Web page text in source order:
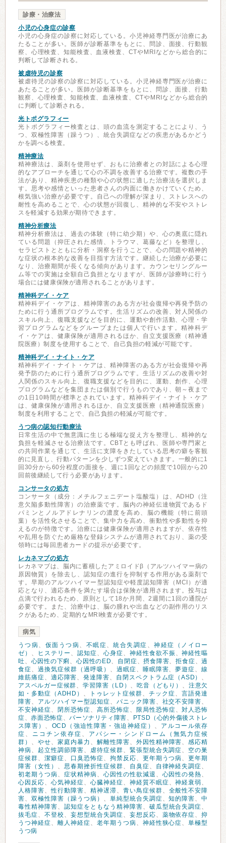
診療・治療法
小児の心身症の診察
小児の心身症の診察に対応している。小児神経専門医が治療にあ
たることが多い。医師が診断基準をもとに、問診、面接、行動観
察、心理検査、知能検査、血液検査、CTやMRIなどから総合的に
判断して診断される。
被虐待児の診察
被虐待児の診察の診察に対応している。小児神経専門医が治療に
あたることが多い。医師が診断基準をもとに、問診、面接、行動
観察、心理検査、知能検査、血液検査、CTやMRIなどから総合的
に判断して診断される。
光トポグラフィー
光トポグラフィー検査とは、頭の血流を測定することにより、う
つ、双極性障害（躁うつ）、統合失調症などの疾患があるかどう
かを調べる検査。
精神療法
精神療法は、薬剤を使用せず、おもに治療者との対話による心理
的なアプローチを通じて心の不調を改善する治療です。複数の手
法があり、精神疾患の種類や心の状態に適した治療法を選択しま
す。思考や感情といった患者さんの内面に働きかけていくため、
根気強い治療が必要です。自己への理解が深まり、ストレスへの
耐性を高めることで、心の状態が回復し、精神的な不安やストレ
スを軽減する効果が期待できます。
精神分析療法
精神分析療法は、過去の体験（特に幼少期）や、心の奥底に隠れ
ている問題（抑圧された感情、トラウマ、葛藤など）を整理し、
セラピストとともに分析・洞察を行うことで、心の問題や精神的
な症状の根本的な改善を目指す方法です。継続した治療が必要に
なり、治療期間が長くなる傾向があります。カウンセリングルー
ム等での実施は全額自己負担となりますが、医師が診療時に行う
場合には健康保険が適用されることがあります。
精神科デイ・ケア
精神科デイ・ケアは、精神障害のある方が社会復帰や再発予防の
ために行う通所プログラムです。生活リズムの改善、対人関係の
スキル向上、復職支援などを目的に、運動や創作活動、心理・学
習プログラムなどをグループまたは個人で行います。精神科デ
イ・ケアは、健康保険が適用されるほか、自立支援医療（精神通
院医療）制度を使用することで、自己負担の軽減が可能です。
精神科デイ・ナイト・ケア
精神科デイ・ナイト・ケアは、精神障害のある方が社会復帰や再
発予防のために行う通所プログラムです。生活リズムの改善や対
人関係のスキル向上、復職支援などを目的に、運動、創作、心理
プログラムなどを集団または個別で行うものであり、朝～夜まで
の1日10時間が標準とされています。精神科デイ・ナイト・ケア
は、健康保険が適用されるほか、自立支援医療（精神通院医療）
制度を利用することで、自己負担の軽減が可能です。
うつ病の認知行動療法
日常生活の中で無意識に生じる極端な捉え方を整理し、精神的な
負担を軽減させる治療法です。CBTとも呼ばれ、医師や専門家と
の共同作業を通じて、生活に支障をきたしている思考の癖を客観
的に見直し、行動パターンを少しずつ変えていきます。一般的に1
回30分から60分程度の面接を、週に1回などの頻度で10回から20
回前後継続して行う必要があります。
コンサータの処方
コンサータ（成分：メチルフェニデート塩酸塩）は、ADHD（注
意欠陥多動性障害）の治療薬です。脳内の神経伝達物質であるド
パミンとノルアドレナリンの濃度を高め、脳の機能（特に前頭
葉）を活性化させることで、集中力を高め、衝動性や多動性を抑
えるのが特徴です。治療には健康保険が適用されますが、依存性
や乱用を防ぐため厳格な登録システムが適用されており、薬の受
領時には毎回患者カードの提示が必要です。
レカネマブの処方
レカネマブは、脳内に蓄積したアミロイドβ（アルツハイマー病の
原因物質）を除去し、認知症の進行を抑制する作用がある薬剤で
す。早期のアルツハイマー型認知症や軽度認知障害（MCI）が適
応となり、適応条件を満たす場合は保険が適用されます。投与は
点滴で行われるため、原則として18か月間、2週間に1回の通院が
必要です。また、治療中は、脳の腫れや出血などの副作用のリス
クがあるため、定期的なMRI検査が必要です。
病気
うつ病、 仮面うつ病、 不眠症、統合失調症 、神経症（ノイロー
ゼ） 、 ヒステリー 、 認知症、 心身症、 神経性食欲不振 、神経性嘔
吐、 心因性の下痢 、 心因性のED、 自閉症、摂食障害、拒食症、過
食症、 過換気症候群（過呼吸） 、 過眠症、 睡眠障害、夢遊症、線
維筋痛症、 適応障害、発達障害、 自閉スペクトラム症（ASD） 、
アスペルガー症候群、学習障害（LD） 、吃音（どもり） 、 注意欠
如・多動症（ADHD） 、 トゥレット症候群、チック症、言語発達
障害、 アルツハイマー型認知症、 パニック障害、 社交不安障害、
不安神経症、 閉所恐怖症、 高所恐怖症、 限局性恐怖症、対人恐怖
症、赤面恐怖症、パーソナリティ障害、
PTSD（心的外傷後ストレ
ス障害） 、 OCD（強迫性障害・強迫神経症） 、 アルコール依存
症 、 ニコチン依存症 、 アパシー・シンドローム（無気力症候
群） 、 やせ、 家庭内暴力 、 解離性障害、 外因性精神障害、感応精
神病、 起立性調節障害、 虐待症候群、 緊張型統合失調症、 空の巣
症候群、 潔癖症、 口臭恐怖症、 拘禁反応、 更年期うつ病、更年期
障害（女性） 、 思春期挫折性症候群、 自臭症、 自律神経失調症、
初老期うつ病、 症状精神病、 心因性の性欲減退 、 心因性の発熱、
心因反応、 心気神経症、 心臓神経症、 神経質不眠症、神経衰弱、
人格障害、性行動障害、 精神遅滞、 青い鳥症候群、 全般性不安障
害、 双極性障害（躁うつ病） 、 単純型統合失調症、知的障害、中
毒性精神障害、 認知症をともなう精神障害、 破瓜型統合失調症、
抜毛症、 不登校、 妄想型統合失調症、 妄想反応、 薬物依存症、抑
うつ神経症、 離人神経症、 老年期うつ病、 神経性狭心症、単極型
うつ病